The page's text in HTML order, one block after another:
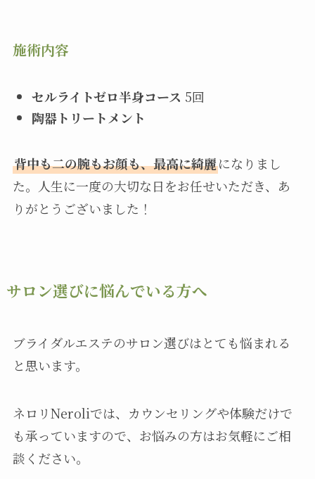
施術内容
セルライトゼロ半身コース 5回
陶器トリートメント
背中も二の腕もお顔も、最高に綺麗になりまし
た。人生に一度の大切な日をお任せいただき、あ
りがとうございました！
サロン選びに悩んでいる方へ
ブライダルエステのサロン選びはとても悩まれる
と思います。
ネロリNeroliでは、カウンセリングや体験だけで
も承っていますので、お悩みの方はお気軽にご相
談ください。